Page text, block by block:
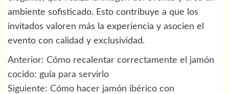
ambiente sofisticado. Esto contribuye a que los
invitados valoren más la experiencia y asocien el
evento con calidad y exclusividad.
Navegación
de
Anterior: Cómo recalentar correctamente el jamón
cocido: guía para servirlo
Siguiente: Cómo hacer jamón ibérico con